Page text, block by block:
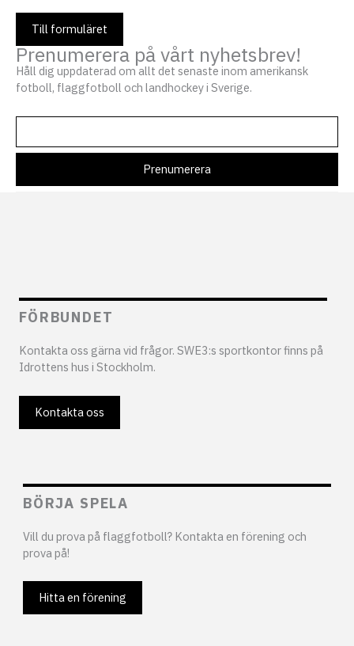
Till formuläret
Prenumerera på vårt nyhetsbrev!
Håll dig uppdaterad om allt det senaste inom amerikansk
fotboll, flaggfotboll och landhockey i Sverige.
FÖRBUNDET
Kontakta oss gärna vid frågor. SWE3:s sportkontor finns på
Idrottens hus i Stockholm.
Kontakta oss
BÖRJA SPELA
Vill du prova på flaggfotboll? Kontakta en förening och
prova på!
Hitta en förening